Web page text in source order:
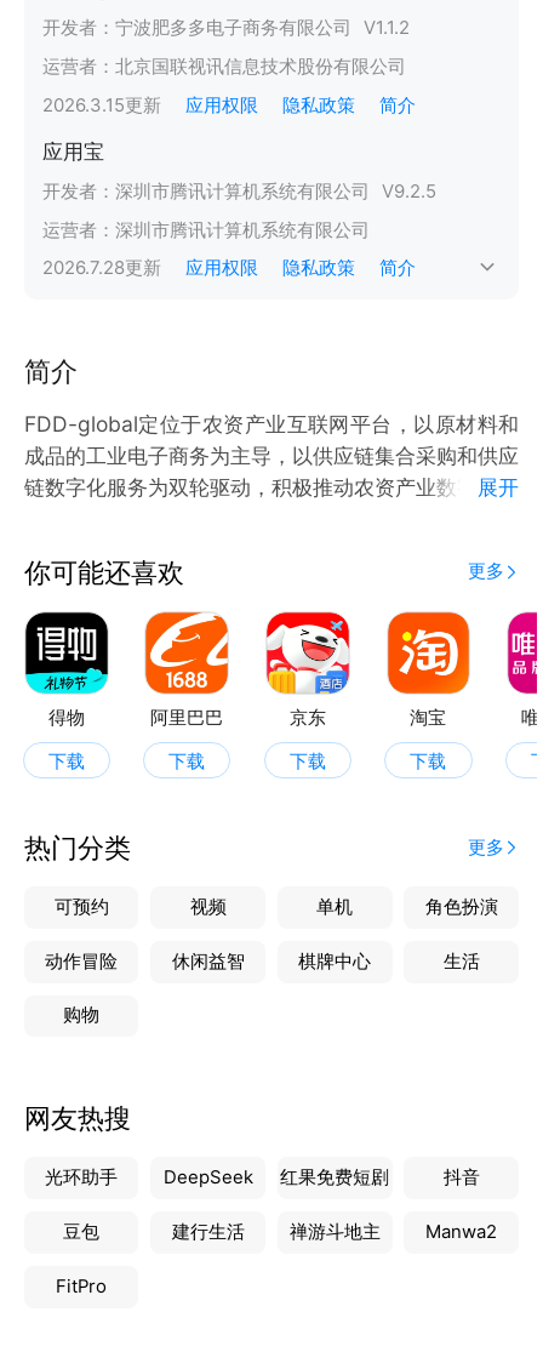
开发者： 宁波肥多多电子商务有限公司 V1.1.2
运营者： 北京国联视讯信息技术股份有限公司
2026.3.15更新 应用权限 隐私政策 简介
应用宝
开发者： 深圳市腾讯计算机系统有限公司 V9.2.5
运营者： 深圳市腾讯计算机系统有限公司
2026.7.28更新 应用权限 隐私政策 简介
简介
FDD-global定位于农资产业互联网平台，以原材料和
成品的工业电子商务为主导，以供应链集合采购和供应
链数字化服务为双轮驱动，积极推动农资产业数字化生
供应链服务，以农资生产加工企业为下游客户。肥多多
主要的交易产品包括氯化铵、硫酸铵、尿素、磷酸一
铵、磷酸二铵、氯化钾、硫酸钾、磷酸二氢钾、磷酸二
氢铵等肥料原材料和农药除草剂、杀虫剂、杀菌剂原
药、制剂、农膜等产品。为农资产业上下游提供网上商
品交易业务。
展开
你可能还喜欢 更多
得物
下载
阿里巴巴
下载
京东
下载
淘宝
下载
热门分类 更多
可预约 视频 单机 角色扮演
动作冒险 休闲益智 棋牌中心 生活
购物
网友热搜
光环助手 DeepSeek 红果免费短剧 抖音
豆包 建行生活 禅游斗地主 Manwa2
FitPro